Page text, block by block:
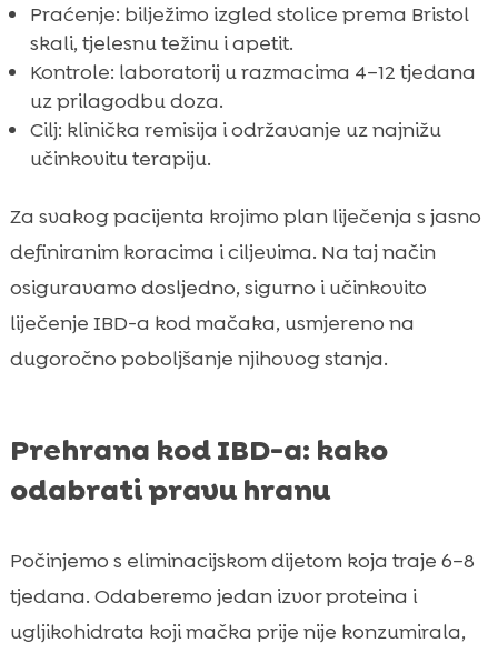
Praćenje: bilježimo izgled stolice prema Bristol
skali, tjelesnu težinu i apetit.
Kontrole: laboratorij u razmacima 4–12 tjedana
uz prilagodbu doza.
Cilj: klinička remisija i održavanje uz najnižu
učinkovitu terapiju.
Za svakog pacijenta krojimo plan liječenja s jasno
definiranim koracima i ciljevima. Na taj način
osiguravamo dosljedno, sigurno i učinkovito
liječenje IBD-a kod mačaka, usmjereno na
dugoročno poboljšanje njihovog stanja.
Prehrana kod IBD-a: kako
odabrati pravu hranu
Počinjemo s eliminacijskom dijetom koja traje 6–8
tjedana. Odaberemo jedan izvor proteina i
ugljikohidrata koji mačka prije nije konzumirala,